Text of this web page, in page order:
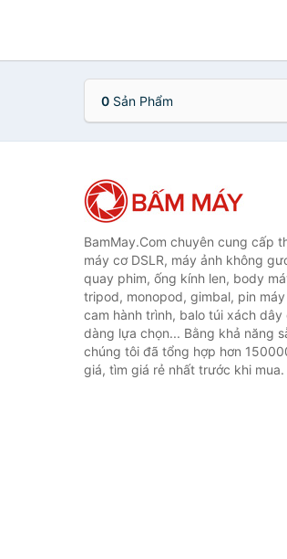
0 Sản Phẩm
BamMay.Com chuyên cung cấp
máy cơ DSLR, máy ảnh không
quay phim, ống kính len, body
tripod, monopod, gimbal, pin
cam hành trình, balo túi xách
dàng lựa chọn... Bằng khả năng
chúng tôi đã tổng hợp hơn
giá, tìm giá rẻ nhất trước khi mua.